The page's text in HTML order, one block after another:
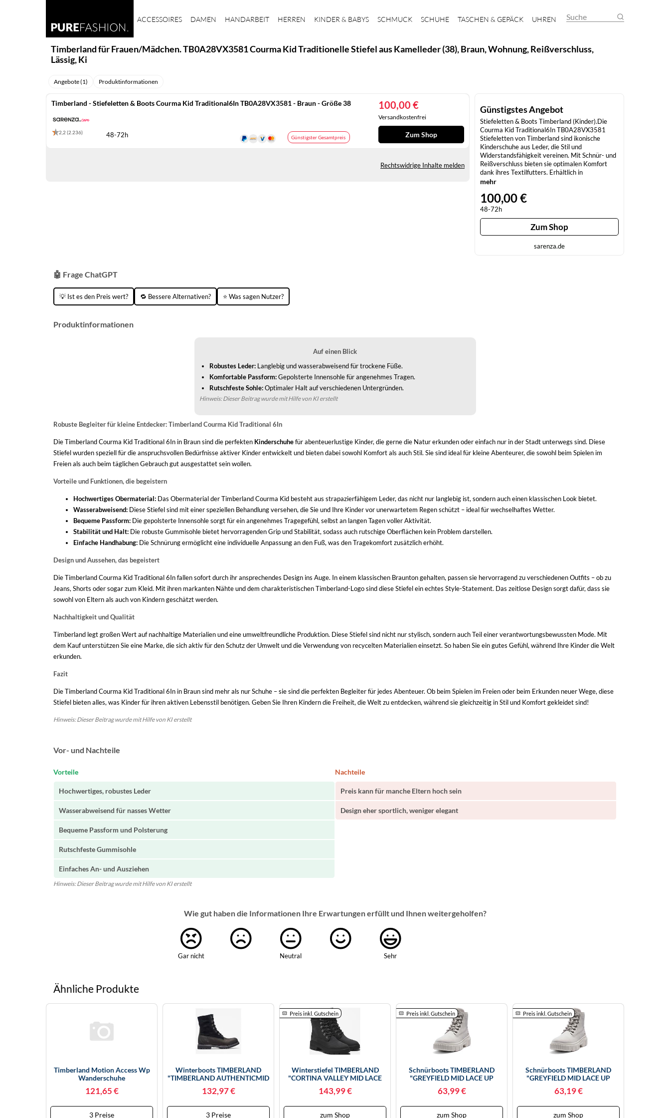
ACCESSOIRES DAMEN HANDARBEIT HERREN KINDER & BABYS SCHMUCK SCHUHE TASCHEN & GEPÄCK UHREN Suche
Timberland für Frauen/Mädchen. TB0A28VX3581 Courma Kid Traditionelle Stiefel aus Kamelleder (38), Braun, Wohnung, Reißverschluss,
Lässig, Ki
Angebote (1) Produktinformationen
Timberland - Stiefeletten & Boots Courma Kid Traditional6In TB0A28VX3581 - Braun - Größe 38
2,2 (2.236)
Günstigster Gesamtpreis
48-72h
100,00 €
Versandkostenfrei
Zum Shop
Rechtswidrige Inhalte melden
Günstigstes Angebot
Stiefeletten & Boots Timberland (Kinder).Die
Courma Kid Traditional6In TB0A28VX3581
Stiefeletten von Timberland sind ikonische
Kinderschuhe aus Leder, die Stil und
Widerstandsfähigkeit vereinen. Mit Schnür- und
Reißverschluss bieten sie optimalen Komfort
dank ihres Textilfutters. Erhältlich in
Mittelbraun, sind diese traditionellen
einer Schafthöhe von 12 cm. Perfekt für alle
täglichen Abenteuer, sind sie mit einer Textil-
Innensohle ausgestattet.
mehr
100,00 €
48-72h
Zum Shop
sarenza.de
🤖 Frage ChatGPT
💡 Ist es den Preis wert? 🔁 Bessere Alternativen? ⭐ Was sagen Nutzer?
Produktinformationen
Auf einen Blick
Robustes Leder:Langlebig und wasserabweisend für trockene Füße.
Komfortable Passform:Gepolsterte Innensohle für angenehmes Tragen.
Rutschfeste Sohle:Optimaler Halt auf verschiedenen Untergründen.
Hinweis: Dieser Beitrag wurde mit Hilfe von KI erstellt
Robuste Begleiter für kleine Entdecker: Timberland Courma Kid Traditional 6In
Die Timberland Courma Kid Traditional 6In in Braun sind die perfekten Kinderschuhefür abenteuerlustige Kinder, die gerne die Natur erkunden oder einfach nur in der Stadt unterwegs sind. Diese
Stiefel wurden speziell für die anspruchsvollen Bedürfnisse aktiver Kinder entwickelt und bieten dabei sowohl Komfort als auch Stil. Sie sind ideal für kleine Abenteurer, die sowohl beim Spielen im
Freien als auch beim täglichen Gebrauch gut ausgestattet sein wollen.
Vorteile und Funktionen, die begeistern
Hochwertiges Obermaterial: Das Obermaterial der Timberland Courma Kid besteht aus strapazierfähigem Leder, das nicht nur langlebig ist, sondern auch einen klassischen Look bietet.
Wasserabweisend: Diese Stiefel sind mit einer speziellen Behandlung versehen, die Sie und Ihre Kinder vor unerwartetem Regen schützt – ideal für wechselhaftes Wetter.
Bequeme Passform: Die gepolsterte Innensohle sorgt für ein angenehmes Tragegefühl, selbst an langen Tagen voller Aktivität.
Stabilität und Halt: Die robuste Gummisohle bietet hervorragenden Grip und Stabilität, sodass auch rutschige Oberflächen kein Problem darstellen.
Einfache Handhabung: Die Schnürung ermöglicht eine individuelle Anpassung an den Fuß, was den Tragekomfort zusätzlich erhöht.
Design und Aussehen, das begeistert
Die Timberland Courma Kid Traditional 6In fallen sofort durch ihr ansprechendes Design ins Auge. In einem klassischen Braunton gehalten, passen sie hervorragend zu verschiedenen Outfits – ob zu
Jeans, Shorts oder sogar zum Kleid. Mit ihren markanten Nähte und dem charakteristischen Timberland-Logo sind diese Stiefel ein echtes Style-Statement. Das zeitlose Design sorgt dafür, dass sie
sowohl von Eltern als auch von Kindern geschätzt werden.
Nachhaltigkeit und Qualität
Timberland legt großen Wert auf nachhaltige Materialien und eine umweltfreundliche Produktion. Diese Stiefel sind nicht nur stylisch, sondern auch Teil einer verantwortungsbewussten Mode. Mit
dem Kauf unterstützen Sie eine Marke, die sich aktiv für den Schutz der Umwelt und die Verwendung von recycelten Materialien einsetzt. So haben Sie ein gutes Gefühl, während Ihre Kinder die Welt
erkunden.
Fazit
Die Timberland Courma Kid Traditional 6In in Braun sind mehr als nur Schuhe – sie sind die perfekten Begleiter für jedes Abenteuer. Ob beim Spielen im Freien oder beim Erkunden neuer Wege, diese
Stiefel bieten alles, was Kinder für ihren aktiven Lebensstil benötigen. Geben Sie Ihren Kindern die Freiheit, die Welt zu entdecken, während sie gleichzeitig in Stil und Komfort gekleidet sind!
Hinweis: Dieser Beitrag wurde mit Hilfe von KI erstellt
Vor- und Nachteile
Vorteile
Hochwertiges, robustes Leder
Wasserabweisend für nasses Wetter
Bequeme Passform und Polsterung
Rutschfeste Gummisohle
Einfaches An- und Ausziehen
Nachteile
Preis kann für manche Eltern hoch sein
Design eher sportlich, weniger elegant
Hinweis: Dieser Beitrag wurde mit Hilfe von KI erstellt
Wie gut haben die Informationen Ihre Erwartungen erfüllt und Ihnen weitergeholfen?
Gar nicht Neutral Sehr
Ähnliche Produkte
Timberland Motion Access Wp
Wanderschuhe
121,65 €
3 Preise
Winterboots TIMBERLAND
"TIMBERLAND AUTHENTICMID
BOOT", Damen, Gr. 37, Schwarz
132,97 €
3 Preise
Preis inkl. Gutschein
Winterstiefel TIMBERLAND
"CORTINA VALLEY MID LACE
Damen, Gr. 37, Schwarz, Leder,
143,99 €
zum Shop
Preis inkl. Gutschein
Schnürboots TIMBERLAND
"GREYFIELD MID LACE UP
(hellgrau), Leder, Schuhe
63,99 €
zum Shop
Preis inkl. Gutschein
Schnürboots TIMBERLAND
"GREYFIELD MID LACE UP
(hellgrau), Leder, Schuhe
63,19 €
zum Shop